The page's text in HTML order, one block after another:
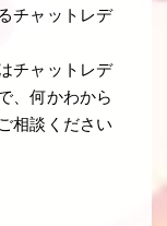
チャットレデ
チャットレデ
、何かわから
相談ください